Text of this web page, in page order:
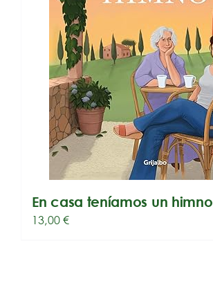
En casa teníamos un himno
13,00€